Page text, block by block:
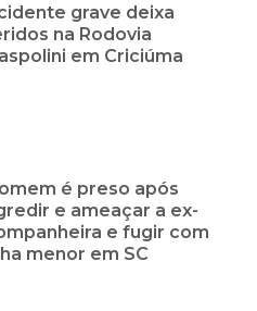
grave deixa
na Rodovia
em Criciúma
é preso após
e ameaçar a ex-
e fugir com
menor em SC